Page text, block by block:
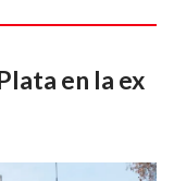
en la ex